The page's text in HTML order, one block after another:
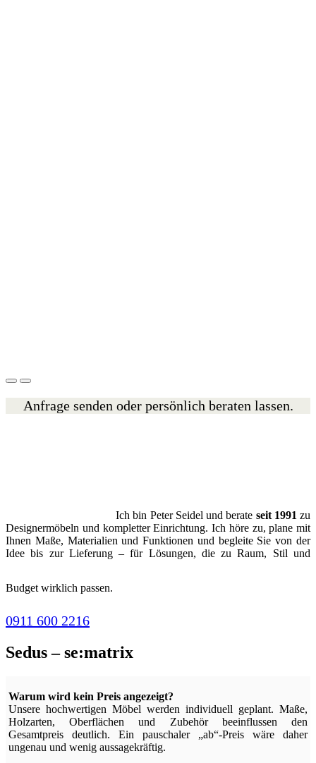
Anfrage senden oder persönlich beraten lassen.
Ich bin Peter Seidel und berate seit 1991 zu
Designermöbeln und kompletter Einrichtung. Ich höre zu, plane mit
Ihnen Maße, Materialien und Funktionen und begleite Sie von der
Idee bis zur Lieferung – für Lösungen, die zu Raum, Stil und
Budget wirklich passen.
0911 600 2216
Sedus – se:matrix
Warum wird kein Preis angezeigt?
Unsere hochwertigen Möbel werden individuell geplant. Maße,
Holzarten, Oberflächen und Zubehör beeinflussen den
Gesamtpreis deutlich. Ein pauschaler „ab“-Preis wäre daher
ungenau und wenig aussagekräftig.